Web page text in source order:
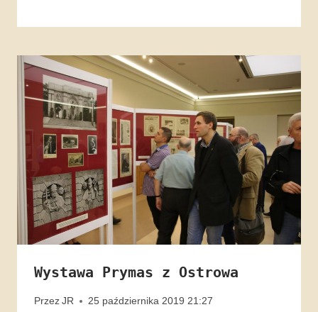
Wystawa Prymas z Ostrowa
PrzezJR 25 października 2019 21:27